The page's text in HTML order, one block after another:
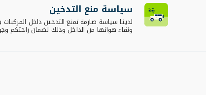
سياسة منع التدخين
لدينا سياسة صارمة تمنع التدخين داخل
ونقاء هوائها من الداخل وذلك لضمان راحتكم